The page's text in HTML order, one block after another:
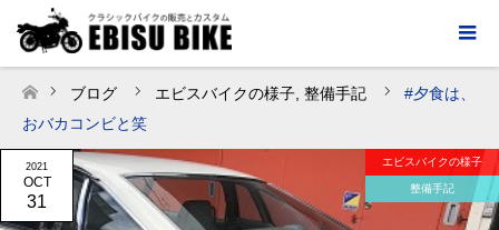
ホーム
ブログ エビスバイクの様子 整備手記
#夕食は、
おバカコンビと笑
2021
OCT
31
エビスバイクの様子
整備手記